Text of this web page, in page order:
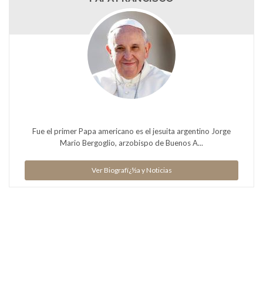
Fue el primer Papa americano es el jesuita argentino Jorge
Mario Bergoglio, arzobispo de Buenos A...
Ver Biografï¿½a y Noticias